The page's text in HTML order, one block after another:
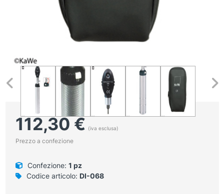
112,30€ (iva esclusa)
Prezzo a confezione
Confezione: 1 pz
Codice articolo: DI-068